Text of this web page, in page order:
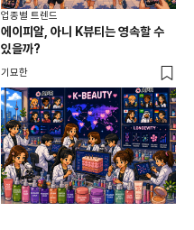
업종별 트렌드
에이피알, 아니 K뷰티는 영속할 수
있을까?
기묘한